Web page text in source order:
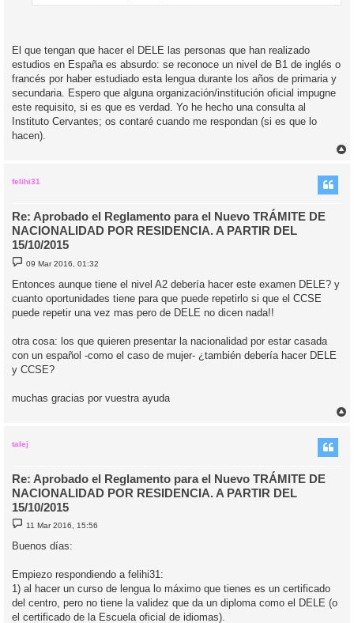
El que tengan que hacer el DELE las personas que han realizado
estudios en España es absurdo: se reconoce un nivel de B1 de inglés o
francés por haber estudiado esta lengua durante los años de primaria y
secundaria. Espero que alguna organización/institución oficial impugne
este requisito, si es que es verdad. Yo he hecho una consulta al
Instituto Cervantes; os contaré cuando me respondan (si es que lo
hacen).
felihi31
Re: Aprobado el Reglamento para el Nuevo TRÁMITE DE
NACIONALIDAD POR RESIDENCIA. A PARTIR DEL
15/10/2015
M
e
s
a
e
09 Mar 2016, 01:32
Entonces aunque tiene el nivel A2 debería hacer este examen DELE? y
cuanto oportunidades tiene para que puede repetirlo si que el CCSE
puede repetir una vez mas pero de DELE no dicen nada!!
otra cosa: los que quieren presentar la nacionalidad por estar casada
con un español -como el caso de mujer- ¿también debería hacer DELE
y CCSE?
muchas gracias por vuestra ayuda
talej
Re: Aprobado el Reglamento para el Nuevo TRÁMITE DE
NACIONALIDAD POR RESIDENCIA. A PARTIR DEL
15/10/2015
M
e
s
e
11 Mar 2016, 15:56
Buenos días:
Empiezo respondiendo a felihi31:
1) al hacer un curso de lengua lo máximo que tienes es un certificado
del centro, pero no tiene la validez que da un diploma como el DELE (o
el certificado de la Escuela oficial de idiomas).